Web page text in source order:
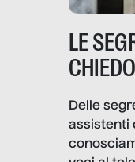
LE
Delle
assistenti